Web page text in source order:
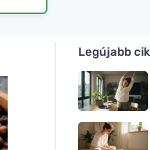
Legújabb